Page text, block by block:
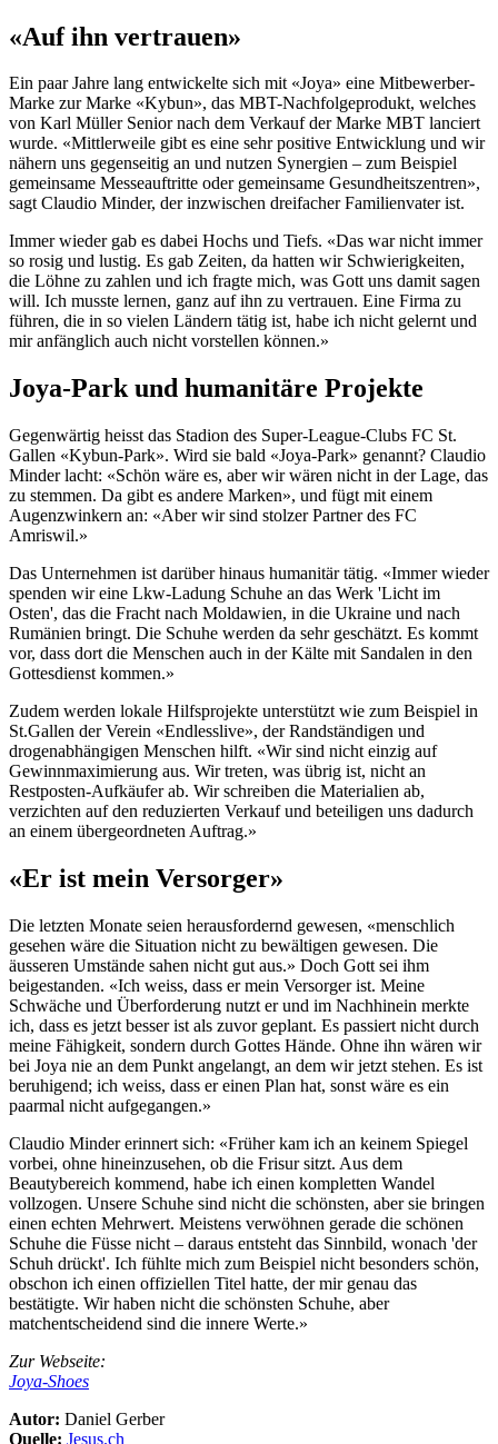
«Auf ihn vertrauen»
Ein paar Jahre lang entwickelte sich mit «Joya» eine Mitbewerber-
Marke zur Marke «Kybun», das MBT-Nachfolgeprodukt, welches
von Karl Müller Senior nach dem Verkauf der Marke MBT lanciert
wurde. «Mittlerweile gibt es eine sehr positive Entwicklung und wir
nähern uns gegenseitig an und nutzen Synergien – zum Beispiel
gemeinsame Messeauftritte oder gemeinsame Gesundheitszentren»,
sagt Claudio Minder, der inzwischen dreifacher Familienvater ist.
Immer wieder gab es dabei Hochs und Tiefs. «Das war nicht immer
so rosig und lustig. Es gab Zeiten, da hatten wir Schwierigkeiten,
die Löhne zu zahlen und ich fragte mich, was Gott uns damit sagen
will. Ich musste lernen, ganz auf ihn zu vertrauen. Eine Firma zu
führen, die in so vielen Ländern tätig ist, habe ich nicht gelernt und
mir anfänglich auch nicht vorstellen können.»
Joya-Park und humanitäre Projekte
Gegenwärtig heisst das Stadion des Super-League-Clubs FC St.
Gallen «Kybun-Park». Wird sie bald «Joya-Park» genannt? Claudio
Minder lacht: «Schön wäre es, aber wir wären nicht in der Lage, das
zu stemmen. Da gibt es andere Marken», und fügt mit einem
Augenzwinkern an: «Aber wir sind stolzer Partner des FC
Amriswil.»
Das Unternehmen ist darüber hinaus humanitär tätig. «Immer wieder
spenden wir eine Lkw-Ladung Schuhe an das Werk 'Licht im
Osten', das die Fracht nach Moldawien, in die Ukraine und nach
Rumänien bringt. Die Schuhe werden da sehr geschätzt. Es kommt
vor, dass dort die Menschen auch in der Kälte mit Sandalen in den
Gottesdienst kommen.»
Zudem werden lokale Hilfsprojekte unterstützt wie zum Beispiel in
St.Gallen der Verein «Endlesslive», der Randständigen und
drogenabhängigen Menschen hilft. «Wir sind nicht einzig auf
Gewinnmaximierung aus. Wir treten, was übrig ist, nicht an
Restposten-Aufkäufer ab. Wir schreiben die Materialien ab,
verzichten auf den reduzierten Verkauf und beteiligen uns dadurch
an einem übergeordneten Auftrag.»
«Er ist mein Versorger»
Die letzten Monate seien herausfordernd gewesen, «menschlich
gesehen wäre die Situation nicht zu bewältigen gewesen. Die
äusseren Umstände sahen nicht gut aus.» Doch Gott sei ihm
beigestanden. «Ich weiss, dass er mein Versorger ist. Meine
Schwäche und Überforderung nutzt er und im Nachhinein merkte
ich, dass es jetzt besser ist als zuvor geplant. Es passiert nicht durch
meine Fähigkeit, sondern durch Gottes Hände. Ohne ihn wären wir
bei Joya nie an dem Punkt angelangt, an dem wir jetzt stehen. Es ist
beruhigend; ich weiss, dass er einen Plan hat, sonst wäre es ein
paarmal nicht aufgegangen.»
Claudio Minder erinnert sich: «Früher kam ich an keinem Spiegel
vorbei, ohne hineinzusehen, ob die Frisur sitzt. Aus dem
Beautybereich kommend, habe ich einen kompletten Wandel
vollzogen. Unsere Schuhe sind nicht die schönsten, aber sie bringen
einen echten Mehrwert. Meistens verwöhnen gerade die schönen
Schuhe die Füsse nicht – daraus entsteht das Sinnbild, wonach 'der
Schuh drückt'. Ich fühlte mich zum Beispiel nicht besonders schön,
obschon ich einen offiziellen Titel hatte, der mir genau das
bestätigte. Wir haben nicht die schönsten Schuhe, aber
matchentscheidend sind die innere Werte.»
Zur Webseite:
Joya-Shoes
Autor: Daniel Gerber
Quelle: Jesus.ch